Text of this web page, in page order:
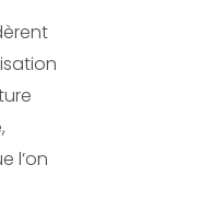
l’on